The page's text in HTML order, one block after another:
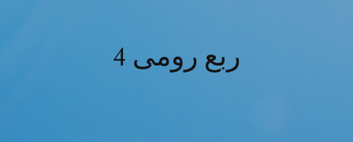
ربع رومى 4